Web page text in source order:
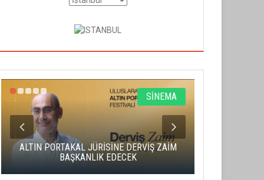
SİNEMA
ALTIN PORTAKAL JÜRİSİNE DERVİŞ ZAİM
BAŞKANLIK EDECEK